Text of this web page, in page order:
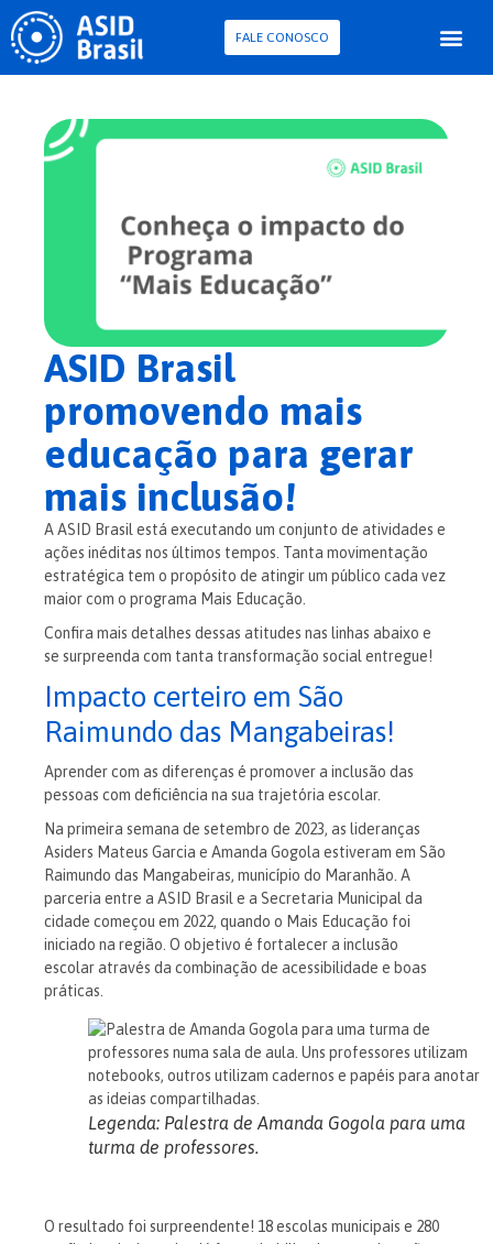
FALE CONOSCO
ASID Brasil
promovendo mais
educação para gerar
mais inclusão!
A ASID Brasil está executando um conjunto de atividades e
ações inéditas nos últimos tempos. Tanta movimentação
estratégica tem o propósito de atingir um público cada vez
maior com o programa Mais Educação.
Confira mais detalhes dessas atitudes nas linhas abaixo e
se surpreenda com tanta transformação social entregue!
Impacto certeiro em São
Raimundo das Mangabeiras!
Aprender com as diferenças é promover a inclusão das
pessoas com deficiência na sua trajetória escolar.
Na primeira semana de setembro de 2023, as lideranças
Asiders Mateus Garcia e Amanda Gogola estiveram em São
Raimundo das Mangabeiras, município do Maranhão. A
parceria entre a ASID Brasil e a Secretaria Municipal da
cidade começou em 2022, quando o Mais Educação foi
iniciado na região. O objetivo é fortalecer a inclusão
escolar através da combinação de acessibilidade e boas
práticas.
Legenda: Palestra de Amanda Gogola para uma
turma de professores.
O resultado foi surpreendente! 18 escolas municipais e 280